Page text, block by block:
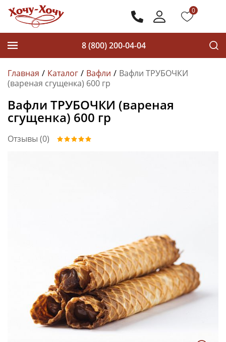
0
8 (800) 200-04-04
Главная Каталог Вафли
Вафли ТРУБОЧКИ
(вареная сгущенка) 600 гр
Вафли ТРУБОЧКИ (вареная
сгущенка) 600 гр
Отзывы (0)